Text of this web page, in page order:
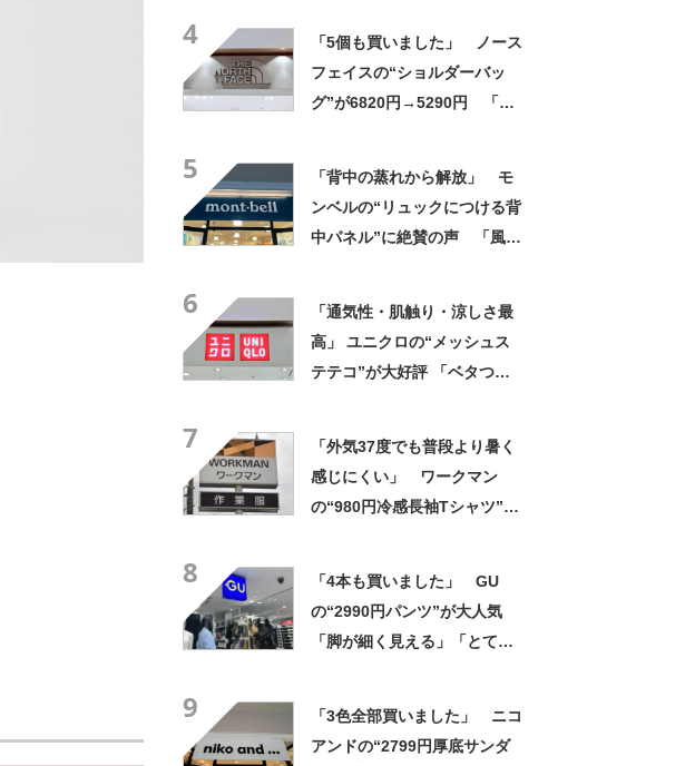
4
「5個も買いました」 ノース
フェイスの“ショルダーバッ
グ”が6820円→5290円 「長
5
「背中の蒸れから解放」 モ
ンベルの“リュックにつける背
中パネル”に絶賛の声 「風の
6
「通気性・肌触り・涼しさ最
高」 ユニクロの“メッシュス
テテコ”が大好評 「ベタつか
7
「外気37度でも普段より暑く
感じにくい」 ワークマン
の“980円冷感長袖Tシャツ”
8
「4本も買いました」 GU
の“2990円パンツ”が大人気
「脚が細く見える」「とても
9
「3色全部買いました」 ニコ
アンドの“2799円厚底サンダ